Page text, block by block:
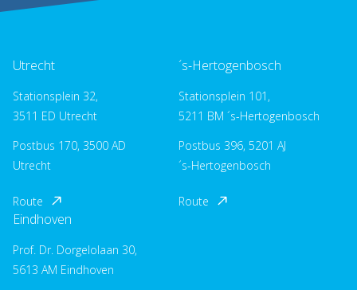
Utrecht
Stationsplein 32,
3511 ED Utrecht
Postbus 170, 3500 AD
Utrecht
Route
´s-Hertogenbosch
Stationsplein 101,
5211 BM ´s-Hertogenbosch
Postbus 396, 5201 AJ
´s-Hertogenbosch
Route
Eindhoven
Prof. Dr. Dorgelolaan 30,
5613 AM Eindhoven